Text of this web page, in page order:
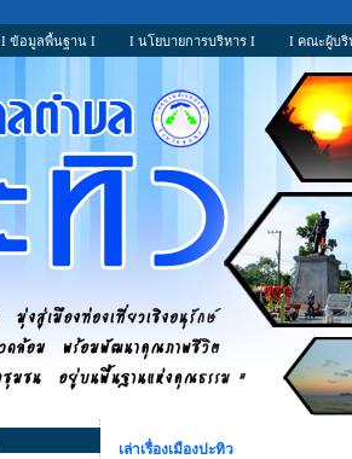
I ข้อมูลพื้นฐาน I I นโยบายการบริหาร I I คณะผู้บริ
เล่าเรื่องเมืองปะทิว